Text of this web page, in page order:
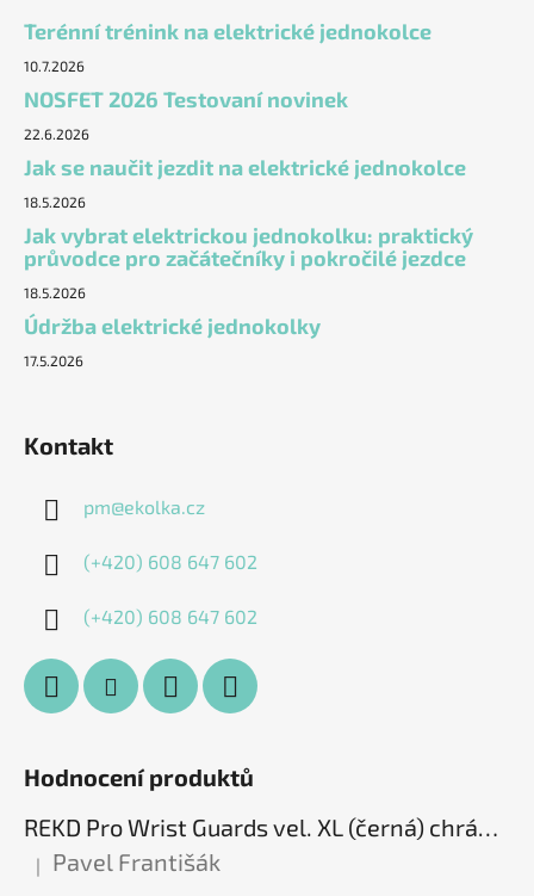
Terénní trénink na elektrické jednokolce
10.7.2026
NOSFET 2026 Testovaní novinek
22.6.2026
Jak se naučit jezdit na elektrické jednokolce
18.5.2026
Jak vybrat elektrickou jednokolku: praktický
průvodce pro začátečníky i pokročilé jezdce
18.5.2026
Údržba elektrické jednokolky
17.5.2026
Kontakt
pm@ekolka.cz
(+420) 608 647 602
(+420) 608 647 602
Hodnocení produktů
REKD Pro Wrist Guards vel. XL (černá) chrániče zápěstí
Hodnocení produktu je 5 z 5 hvězdiček.
| Pavel Františák